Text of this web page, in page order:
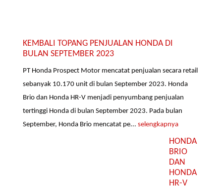
KEMBALI TOPANG PENJUALAN HONDA DI
BULAN SEPTEMBER 2023
PT Honda Prospect Motor mencatat penjualan secara retail
sebanyak 10.170 unit di bulan September 2023. Honda
Brio dan Honda HR-V menjadi penyumbang penjualan
tertinggi Honda di bulan September 2023. Pada bulan
September, Honda Brio mencatat pe...selengkapnya
HONDA
BRIO
DAN
HONDA
HR-V